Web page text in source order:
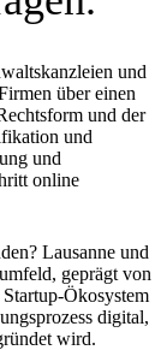
und
über einen
und der
und
und
online
Lausanne und
geprägt von
Ökosystem
digital,
wird.